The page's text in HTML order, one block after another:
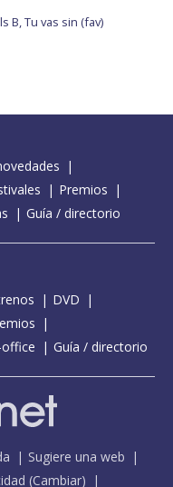
B, Tu vas sin (fav)
Premios
Guía / directorio
DVD
Guía / directorio
Sugiere una web
(Cambiar)